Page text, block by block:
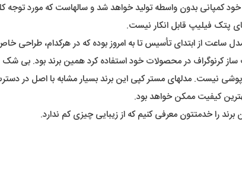
کمپانی بدون واسطه تولید خواهد شد و سالهاست که مورد
پتک فیلیپ قابل انکار نیست.
ساز کرنوگراف در محصولات خود استفاده کرد همین برند بود.
نیست. مدلهای مستر کپی این برند بسیار مشابه با اصل در
کیفیت ممکن خواهد بود.
را خدمتتون معرفی کنیم که از زیبایی چیزی کم ندارد.